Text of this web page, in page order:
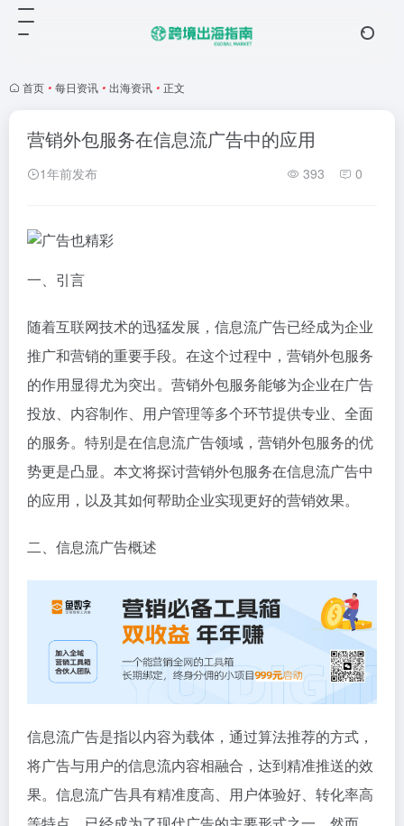
首页 • 每日资讯 • 出海资讯 • 正文
营销外包服务在信息流广告中的应用
1年前发布 393 0
一、引言
随着互联网技术的迅猛发展，信息流广告已经成为企业
推广和营销的重要手段。在这个过程中，营销外包服务
的作用显得尤为突出。营销外包服务能够为企业在广告
投放、内容制作、用户管理等多个环节提供专业、全面
的服务。特别是在信息流广告领域，营销外包服务的优
势更是凸显。本文将探讨营销外包服务在信息流广告中
的应用，以及其如何帮助企业实现更好的营销效果。
二、信息流广告概述
信息流广告是指以内容为载体，通过算法推荐的方式，
将广告与用户的信息流内容相融合，达到精准推送的效
果。信息流广告具有精准度高、用户体验好、转化率高